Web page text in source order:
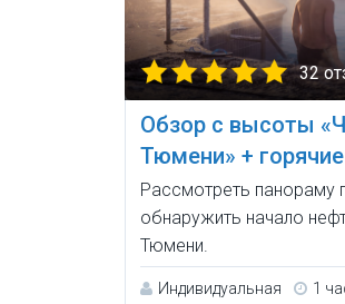
32
Обзор с высоты
Тюмени» +
Рассмотреть панораму
обнаружить начало
Тюмени.
Индивидуальная 1